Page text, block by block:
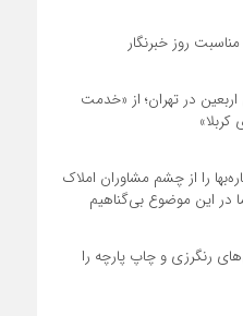
روز خبرنگار
در تهران؛ از «خدمت
کربلا»
را از چشم مشاوران املاک
در این موضوع بی‌گناهیم
رنگرزی و چاپ پارچه را